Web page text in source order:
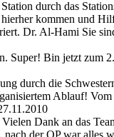
durch das
kommen und
Dr. Al-Hami Sie
Super! Bin jetzt zum
durch die
Ablauf!
Dank an das
nach der OP war